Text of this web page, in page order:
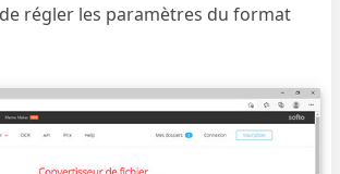
régler les paramètres du format